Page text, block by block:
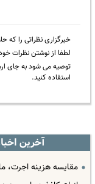
خبرگزاری نظراتی را
لطفا از نوشتن نظرات
توصیه می شود به جای
استفاده کنید.
آخرین
مقایسه هزینه اجرت،